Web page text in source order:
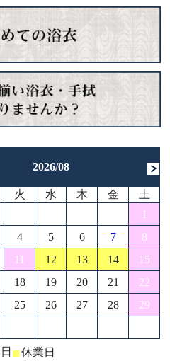
ひ
2026/08
火 水 木 金
土
1
4 5 6 7
8
11 12 13 14
15
18 19 20 21
22
25 26 27 28
29
■休業日